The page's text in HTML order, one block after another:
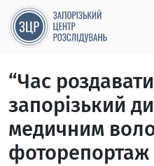
“Час
запорізький
медичним
фоторепортаж